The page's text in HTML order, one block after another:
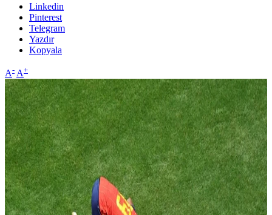
Linkedin
Pinterest
Telegram
Yazdır
Kopyala
A- A+